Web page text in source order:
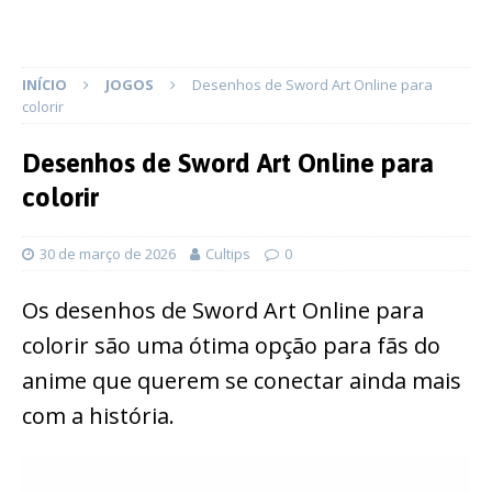
INÍCIO JOGOS
Desenhos de Sword Art Online para
colorir
Desenhos de Sword Art Online para
colorir
30 de março de 2026 Cultips 0
Os desenhos de Sword Art Online para
colorir são uma ótima opção para fãs do
anime que querem se conectar ainda mais
com a história.